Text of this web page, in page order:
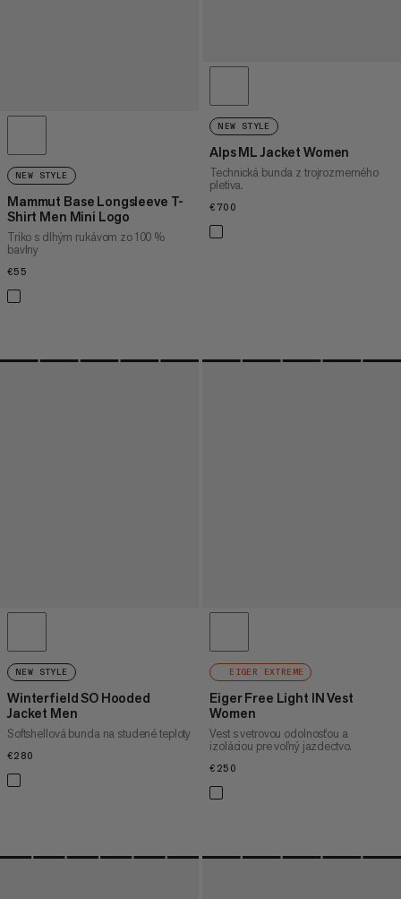
NEW STYLE
Mammut Base Longsleeve T-
Shirt Men Mini Logo
Triko s dlhým rukávom zo 100 %
bavlny
€55
NEW STYLE
Alps ML Jacket Women
Technická bunda z trojrozmerného
pletiva.
€700
NEW STYLE
Winterfield SO Hooded
Jacket Men
Softshellová bunda na studené teploty
€280
EIGER EXTREME
Eiger Free Light IN Vest
Women
Vest s vetrovou odolnosťou a
izoláciou pre voľný jazdectvo.
€250